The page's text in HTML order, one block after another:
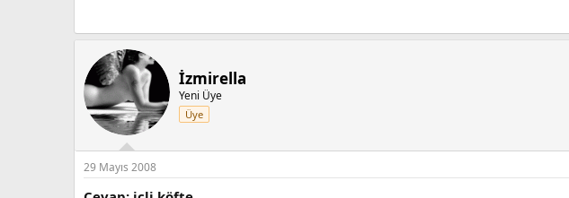
İzmirella
Yeni Üye
Üye
29 Mayıs 2008